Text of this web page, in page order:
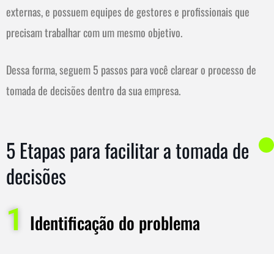
externas, e possuem equipes de gestores e profissionais que
precisam trabalhar com um mesmo objetivo.
Dessa forma, seguem 5 passos para você clarear o processo de
tomada de decisões dentro da sua empresa.
5 Etapas para facilitar a tomada de
decisões​
1 Identificação do problema